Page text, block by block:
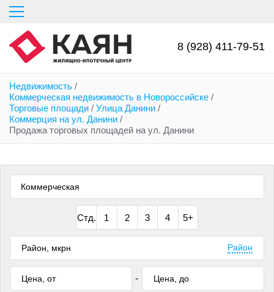
Перейти
основному
содержанию
8 (928) 411-79-51
Недвижимость /
Коммерческая недвижимость в Новороссийске /
Торговые площади / Улица Данини /
Коммерция на ул. Данини /
Продажа торговых площадей на ул. Данини
Коммерческая
Стд. 1 2 3 4 5+
Район
-